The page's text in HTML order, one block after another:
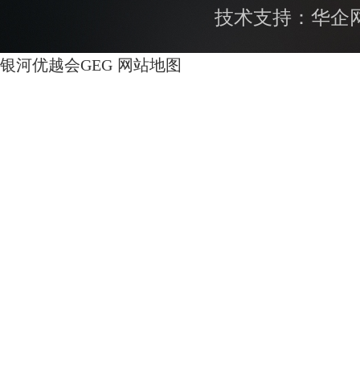
技术支持：华企
银河优越会GEG 网站地图